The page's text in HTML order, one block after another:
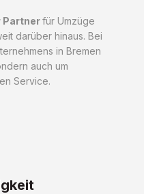
Partnerfür Umzüge
darüber hinaus. Bei
in Bremen
auch um
Service.